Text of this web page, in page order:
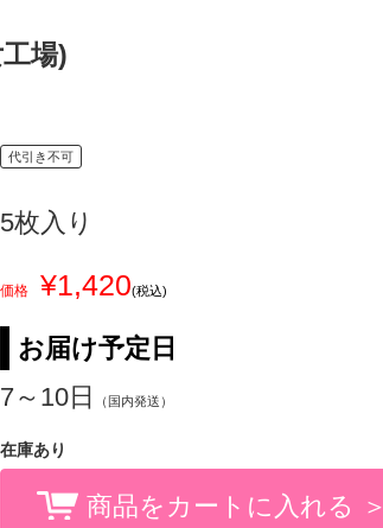
場)
代引き不可
5枚入り
価格 ¥1,420(税込)
お届け予定日
7～10日
（国内発送）
在庫あり
商品をカートに入れる ＞